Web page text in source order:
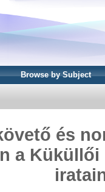
Browse by Subject
és
a Küküllői